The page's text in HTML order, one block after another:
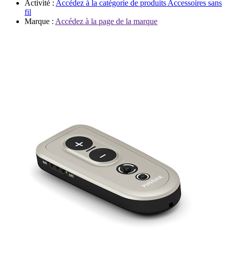
Activité : Accédez à la catégorie de produits Accessoires sans
fil
Marque : Accédez à la page de la marque